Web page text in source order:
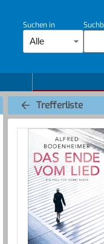
Suchen in
Alle
Trefferliste